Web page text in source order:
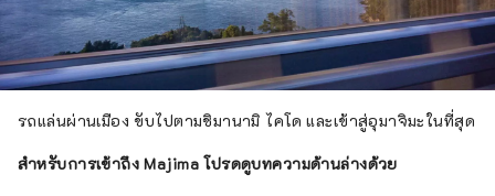
รถแล่นผ่านเมือง ขับไปตามชิมานามิ ไคโด และเข้าสู่อุมาจิมะในที่สุด
สำหรับการเข้าถึง Majima โปรดดูบทความด้านล่างด้วย